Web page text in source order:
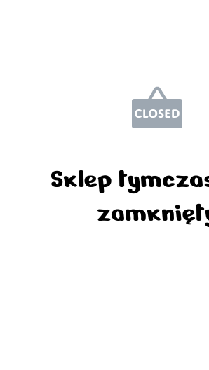
Sklep